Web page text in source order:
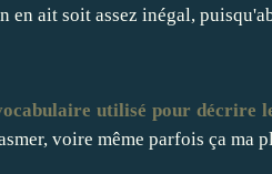
en ait soit assez inégal,
utilisé pour décrire
voire même parfois ça ma